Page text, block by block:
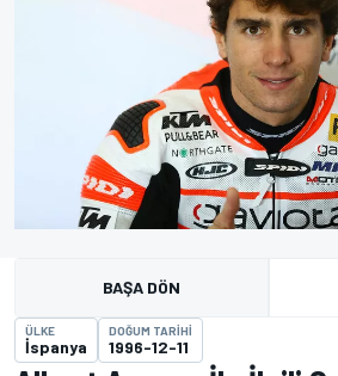
BAŞA DÖN
ÜLKE
İspanya
DOĞUM TARIHI
1996-12-11